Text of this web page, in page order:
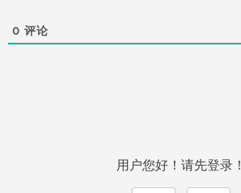
0 评论
用户您好！请先登录！